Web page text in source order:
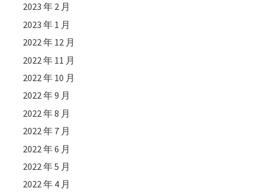
2023 年 2 月
2023 年 1 月
2022 年 12 月
2022 年 11 月
2022 年 10 月
2022 年 9 月
2022 年 8 月
2022 年 7 月
2022 年 6 月
2022 年 5 月
2022 年 4 月